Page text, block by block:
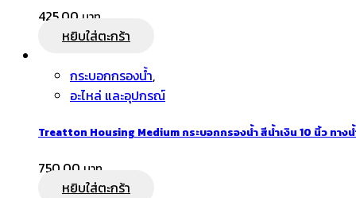
425.00
หยิบใส่ตะกร้า
กระบอกกรองน้ำ,
อะไหล่ และอุปกรณ์
Treatton Housing Medium กระบอกกรองน้ำ สีน้ำเงิน 10 นิ้ว ทาง
750.00
หยิบใส่ตะกร้า